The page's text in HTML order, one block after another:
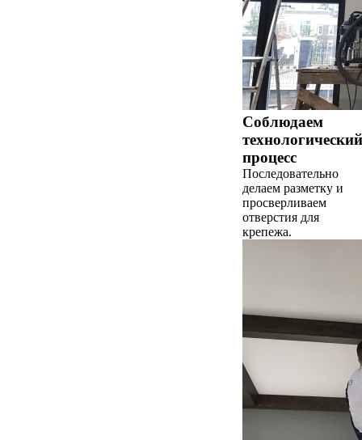
Соблюдаем
технологический
процесс
Последовательно
делаем разметку и
просверливаем
отверстия для
крепежа.